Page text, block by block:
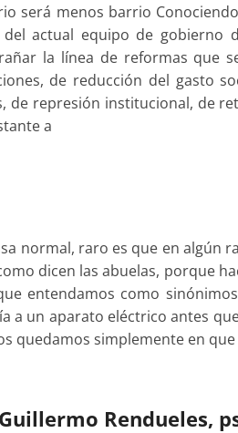
será menos barrio
actual equipo de gobierno
la línea de reformas que
de reducción del gasto
de represión institucional, de
a
normal, raro es que en algún
dicen las abuelas, porque
entendamos como
a un aparato eléctrico antes
quedamos simplemente en
Rendueles,